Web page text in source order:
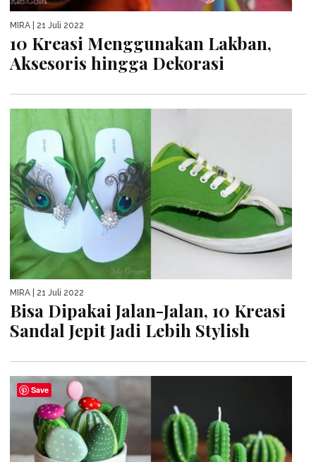
MIRA | 21 Juli 2022
10 Kreasi Menggunakan Lakban,
Aksesoris hingga Dekorasi
MIRA | 21 Juli 2022
Bisa Dipakai Jalan-Jalan, 10 Kreasi
Sandal Jepit Jadi Lebih Stylish
Save